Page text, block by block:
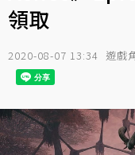
領取
2020-08-07 13:34 遊戲